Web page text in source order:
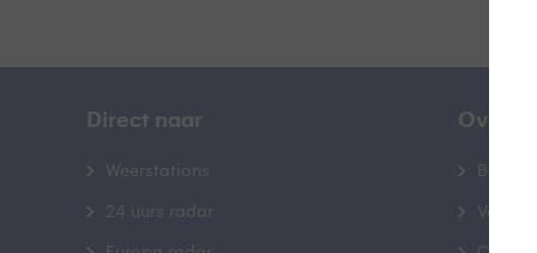
Direct naar
Weerstations
24 uurs radar
Over